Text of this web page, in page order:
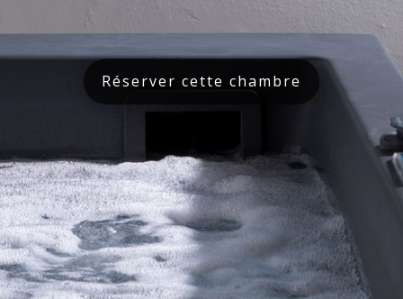
Réserver cette chambre